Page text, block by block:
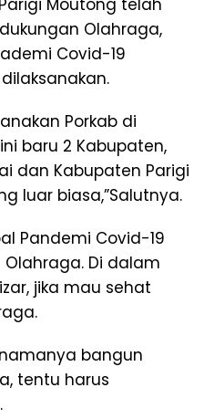
Moutong telah
Olahraga,
Covid-19
Porkab di
baru 2 Kabupaten,
dan Kabupaten Parigi
luar biasa,”Salutnya.
Pandemi Covid-19
Di dalam
jika mau sehat
bangun
tentu harus